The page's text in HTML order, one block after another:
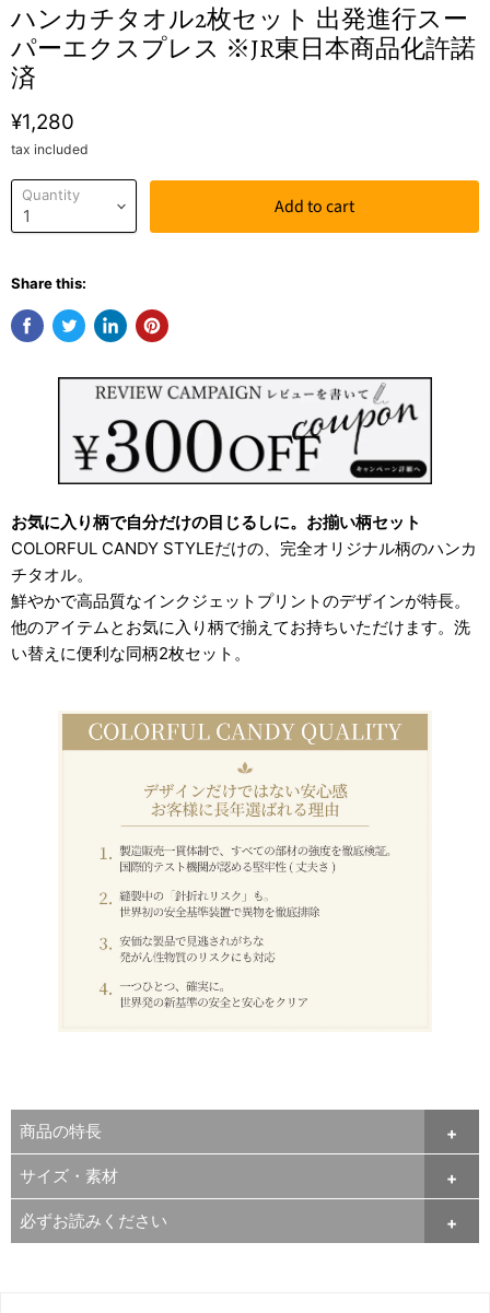
ハンカチタオル2枚セット 出発進行スー
パーエクスプレス ※JR東日本商品化許諾
済
¥1,280
tax included
Quantity Add to cart
Share this:
お気に入り柄で自分だけの目じるしに。お揃い柄セット
COLORFUL CANDY STYLEだけの、完全オリジナル柄のハンカ
チタオル。
鮮やかで高品質なインクジェットプリントのデザインが特長。
他のアイテムとお気に入り柄で揃えてお持ちいただけます。洗
い替えに便利な同柄2枚セット。
商品の特長
サイズ・素材
必ずお読みください